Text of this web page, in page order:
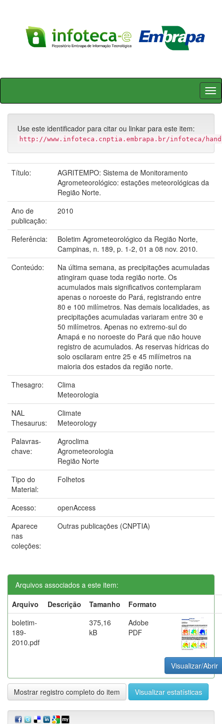
Skip
Use este identificador para citar ou linkar para este item:
http://www.infoteca.cnptia.embrapa.br/infoteca/
Título:
AGRITEMPO: Sistema de Monitoramento
Agrometeorológico: estações meteorológicas da
Região Norte.
Ano de
publicação:
2010
Referência:
Boletim Agrometeorológico da Região Norte,
Campinas, n. 189, p. 1-2, 01 a 08 nov. 2010.
Conteúdo:
Na última semana, as precipitações acumuladas
atingiram quase toda região norte. Os
acumulados mais significativos contemplaram
apenas o noroeste do Pará, registrando entre
80 e 100 milímetros. Nas demais localidades, as
precipitações acumuladas variaram entre 30 e
50 milímetros. Apenas no extremo-sul do
Amapá e no noroeste do Pará que não houve
registro de acumulados. As reservas hídricas do
solo oscilaram entre 25 e 45 milímetros na
maioria dos estados da região norte.
Thesagro:
Clima
Meteorologia
NAL
Thesaurus:
Climate
Meteorology
Palavras-
chave:
Agroclima
Agrometeorologia
Região Norte
Tipo do
Material:
Folhetos
Acesso:
openAccess
Aparece
nas
coleções:
Outras publicações (CNPTIA)
Arquivos associados a este item:
Arquivo
Descrição Tamanho
Formato
boletim-
189-
2010.pdf
375,16
kB
Adobe
PDF
Visualizar/Abrir
Mostrar registro completo do item Visualizar estatísticas